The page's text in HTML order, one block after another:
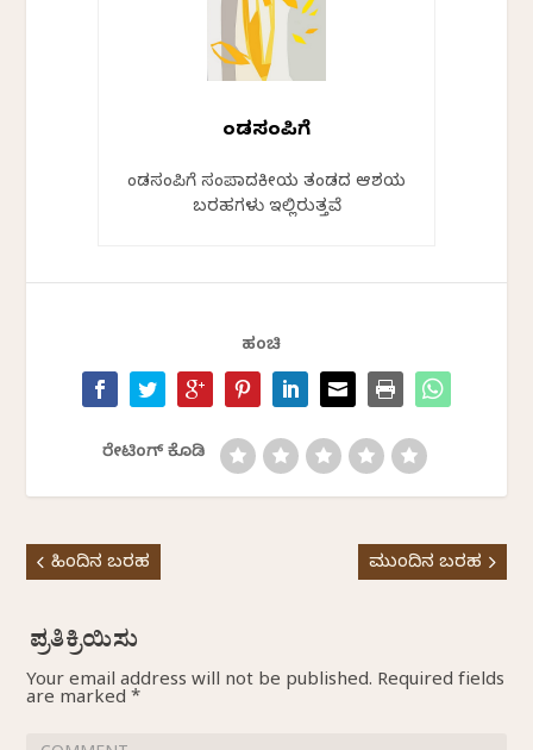
ಕೆಂಡಸಂಪಿಗೆ
ಕೆಂಡಸಂಪಿಗೆ ಸಂಪಾದಕೀಯ ತಂಡದ ಆಶಯ
ಬರಹಗಳು ಇಲ್ಲಿರುತ್ತವೆ
ಹಂಚಿ
ರೇಟಿಂಗ್ ಕೊಡಿ
ಹಿಂದಿನ ಬರಹ ಮುಂದಿನ ಬರಹ
Your email address will not be published. Required fields
are marked *